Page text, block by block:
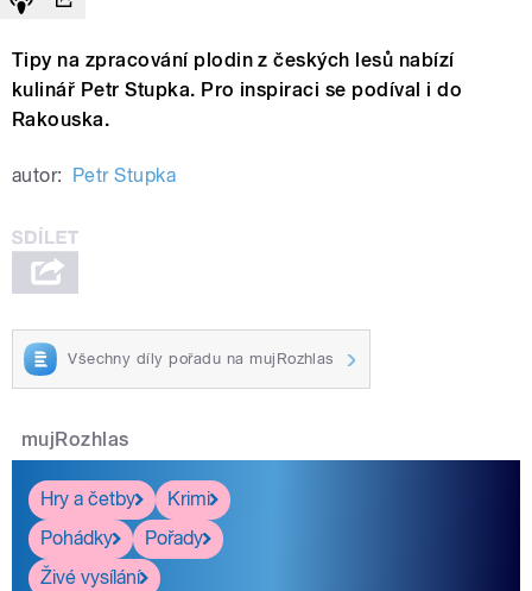
Tipy na zpracování plodin z českých lesů nabízí
kulinář Petr Stupka. Pro inspiraci se podíval i do
Rakouska.
autor: Petr Stupka
Všechny díly pořadu na mujRozhlas
mujRozhlas
Hry a četby
Krimi
Pohádky
Pořady
Živé vysílání